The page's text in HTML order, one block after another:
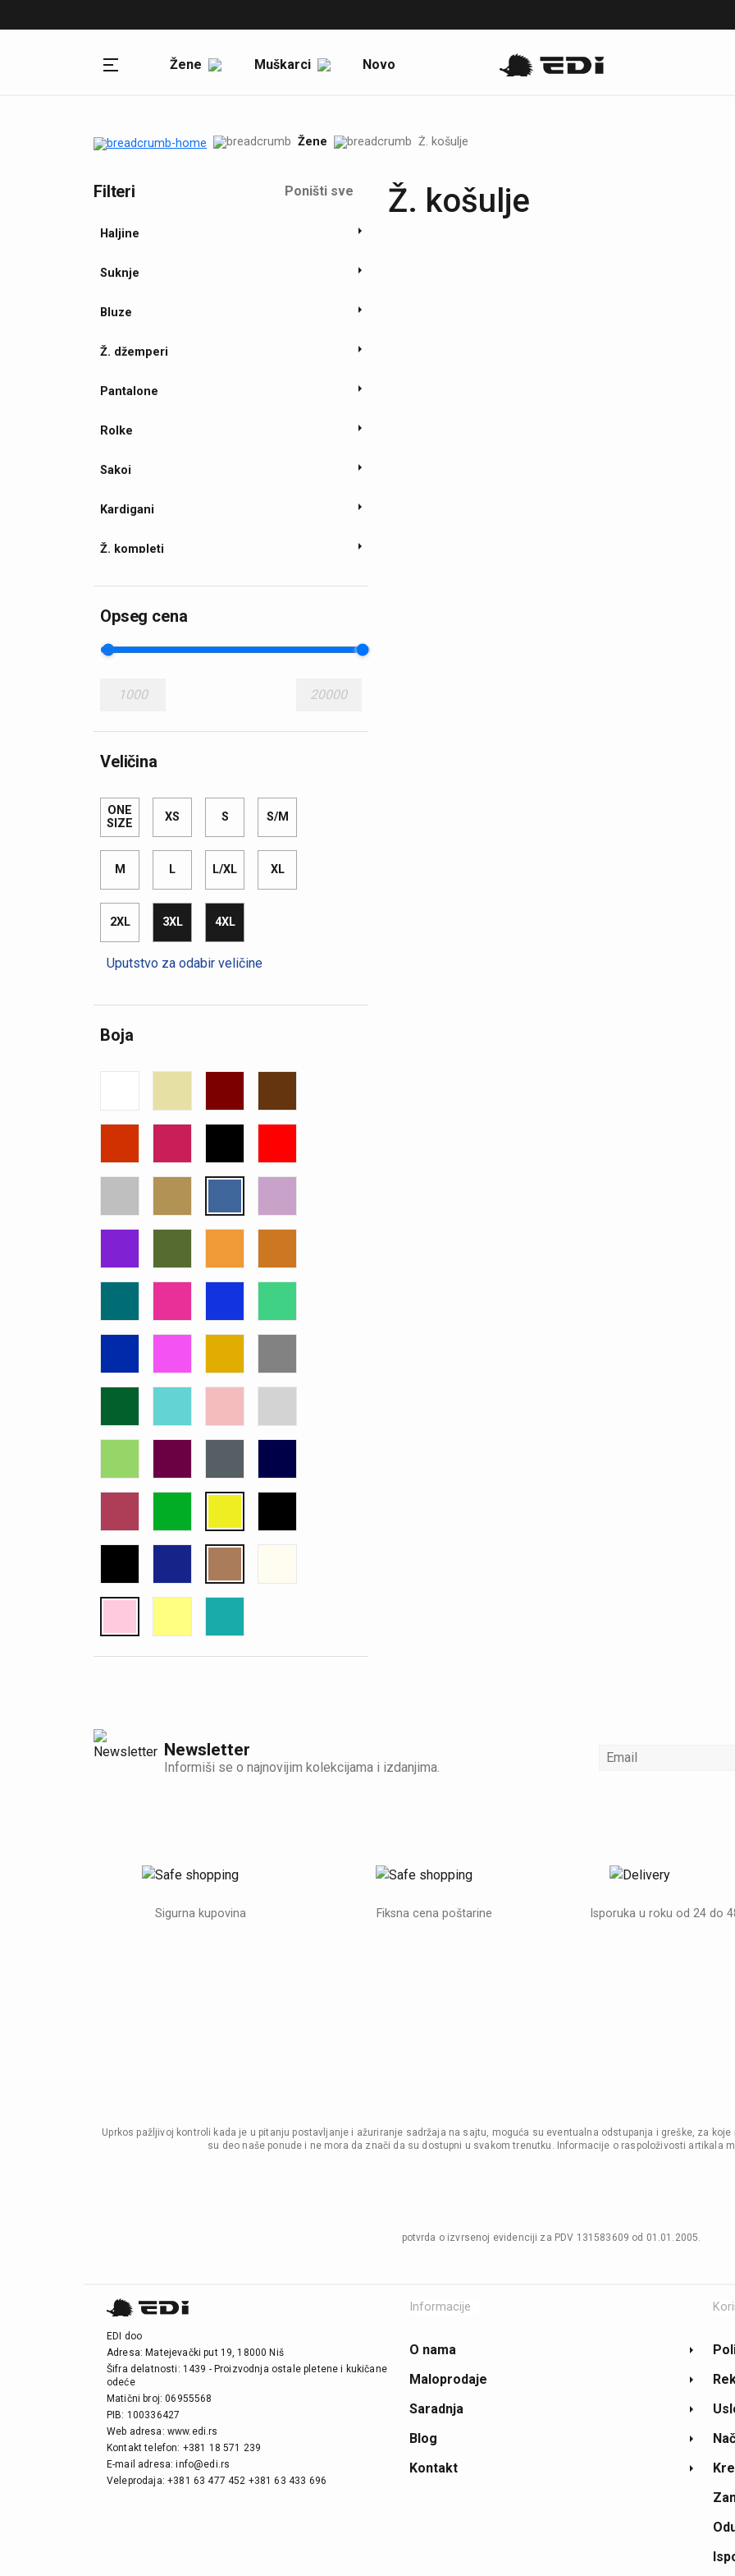
Uslovi kupovine
Odustanak od kupovine
Blog
Žene Muškarci Novo
Žene Ž. košulje
Filteri Poništi sve
Haljine
Suknje
Bluze
Ž. džemperi
Pantalone
Rolke
Sakoi
Kardigani
Ž. kompleti
Ž. košulje
Opseg cena
1000 20000
Veličina
ONE
SIZE
XS S S/M
M L L/XL XL
2XL 3XL 4XL
Uputstvo za odabir veličine
Boja
Ž. košulje
Newsletter
Informiši se o najnovijim kolekcijama i izdanjima.
Sigurna kupovina Fiksna cena poštarine Isporuka u roku od 24 do
Uprkos pažljivoj kontroli kada je u pitanju postavljanje i ažuriranje sadržaja na sajtu, moguća su eventualna odstupanja i greške, za
su deo naše ponude i ne mora da znači da su dostupni u svakom trenutku. Informacije o raspoloživosti artikala
potvrda o izvrsenoj evidenciji za PDV 131583609 od 01.01.2005.
EDI doo
Adresa: Matejevački put 19, 18000 Niš
Šifra delatnosti: 1439 - Proizvodnja ostale pletene i kukičane
odeće
Matični broj: 06955568
PIB: 100336427
Web adresa: www.edi.rs
Kontakt telefon: +381 18 571 239
E-mail adresa: info@edi.rs
Veleprodaja: +381 63 477 452 +381 63 433 696
Informacije
O nama
Maloprodaje
Saradnja
Blog
Kontakt